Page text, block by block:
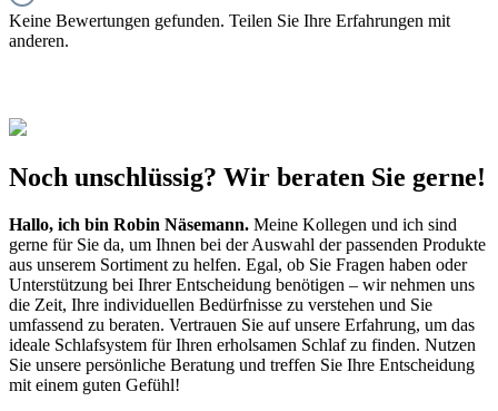
Keine Bewertungen gefunden. Teilen Sie Ihre Erfahrungen mit
anderen.
Noch unschlüssig? Wir beraten Sie gerne!
Hallo, ich bin Robin Näsemann. Meine Kollegen und ich sind
gerne für Sie da, um Ihnen bei der Auswahl der passenden Produkte
aus unserem Sortiment zu helfen. Egal, ob Sie Fragen haben oder
Unterstützung bei Ihrer Entscheidung benötigen – wir nehmen uns
die Zeit, Ihre individuellen Bedürfnisse zu verstehen und Sie
umfassend zu beraten. Vertrauen Sie auf unsere Erfahrung, um das
ideale Schlafsystem für Ihren erholsamen Schlaf zu finden. Nutzen
Sie unsere persönliche Beratung und treffen Sie Ihre Entscheidung
mit einem guten Gefühl!